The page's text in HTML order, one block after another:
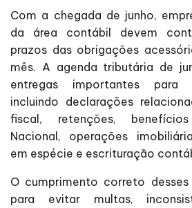
Com a chegada de junho,
da área contábil devem
prazos das obrigações
mês. A agenda tributária de
entregas importantes para
incluindo declarações
fiscal, retenções,
Nacional, operações
em espécie e escrituração
O cumprimento correto
para evitar multas,